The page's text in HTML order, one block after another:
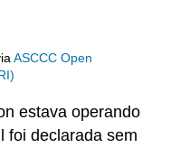
ASCCC Open
estava operando
foi declarada sem